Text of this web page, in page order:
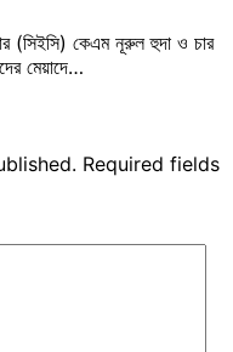
(সিইসি) কেএম নূরুল হুদা ও চার
মেয়াদে…
Required fields